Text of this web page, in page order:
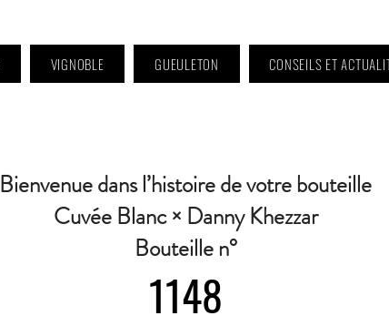
VIGNOBLE GUEULETON CONSEILS ET
Bienvenue dans l’histoire de votre bouteille
Cuvée Blanc × Danny Khezzar
Bouteille n°
1148